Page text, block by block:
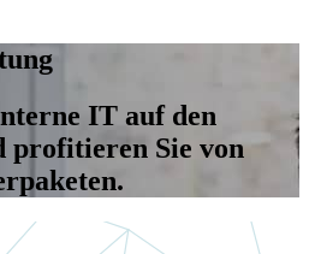
IT auf den
profitieren Sie von